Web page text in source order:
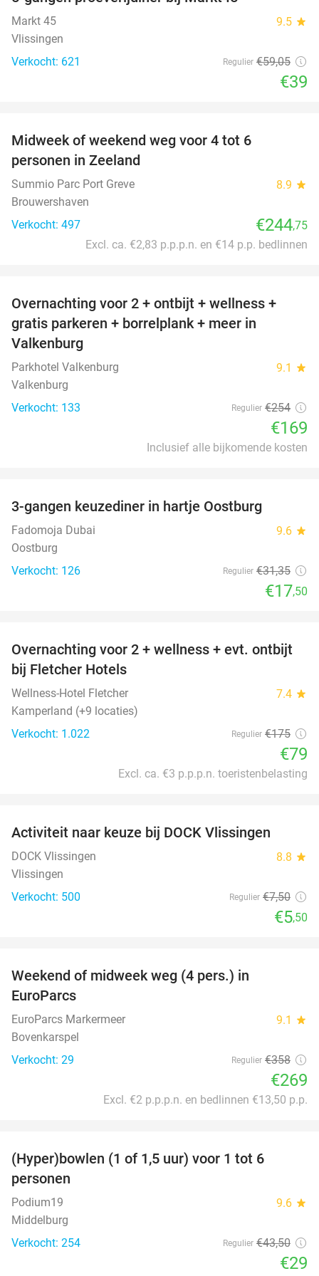
Markt 45 9.5 star
Vlissingen
Verkocht: 621
Regulier €59,05
€39
Midweek of weekend weg voor 4 tot 6
personen in Zeeland
Summio Parc Port Greve 8.9 star
Brouwershaven
Verkocht: 497
€244,75
Excl. ca. €2,83 p.p.p.n. en €14 p.p. bedlinnen
33%
Overnachting voor 2 + ontbijt + wellness +
gratis parkeren + borrelplank + meer in
Valkenburg
Parkhotel Valkenburg 9.1 star
Valkenburg
Verkocht: 133
Regulier €254
€169
Inclusief alle bijkomende kosten
3-gangen keuzediner in hartje Oostburg
Fadomoja Dubai 9.6 star
Oostburg
Verkocht: 126
Regulier €31,35
€17,50
55%
Overnachting voor 2 + wellness + evt. ontbijt
bij Fletcher Hotels
Wellness-Hotel Fletcher 7.4 star
Kamperland (+9 locaties)
Verkocht: 1.022
Regulier €175
€79
Excl. ca. €3 p.p.p.n. toeristenbelasting
Activiteit naar keuze bij DOCK Vlissingen
DOCK Vlissingen 8.8 star
Vlissingen
Verkocht: 500
Regulier €7,50
€5,50
Weekend of midweek weg (4 pers.) in
EuroParcs
EuroParcs Markermeer 9.1 star
Bovenkarspel
Verkocht: 29
Regulier €358
€269
Excl. €2 p.p.p.n. en bedlinnen €13,50 p.p.
(Hyper)bowlen (1 of 1,5 uur) voor 1 tot 6
personen
Podium19 9.6 star
Middelburg
Verkocht: 254
Regulier €43,50
€29